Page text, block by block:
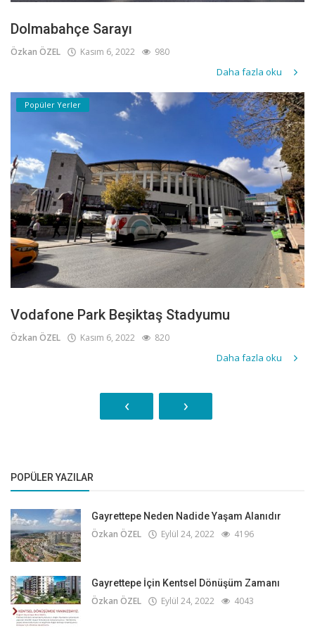
Dolmabahçe Sarayı
Özkan ÖZEL Kasım 6, 2022 980
Daha fazla oku
Popüler Yerler
Vodafone Park Beşiktaş Stadyumu
Özkan ÖZEL Kasım 6, 2022 820
Daha fazla oku
‹ ›
POPÜLER YAZILAR
Gayrettepe Neden Nadide Yaşam Alanıdır
Özkan ÖZEL Eylül 24, 2022 4196
Gayrettepe İçin Kentsel Dönüşüm Zamanı
Özkan ÖZEL Eylül 24, 2022 4043